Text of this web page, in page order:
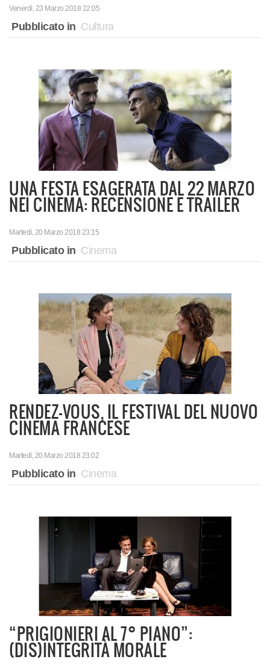
Venerdì, 23 Marzo 2018 22:05
Pubblicato in Cultura
UNA FESTA ESAGERATA DAL 22 MARZO
NEI CINEMA: RECENSIONE E TRAILER
Martedì, 20 Marzo 2018 23:15
Pubblicato in Cinema
RENDEZ-VOUS, IL FESTIVAL DEL NUOVO
CINEMA FRANCESE
Martedì, 20 Marzo 2018 23:02
Pubblicato in Cinema
“PRIGIONIERI AL 7° PIANO”:
(DIS)INTEGRITÀ MORALE